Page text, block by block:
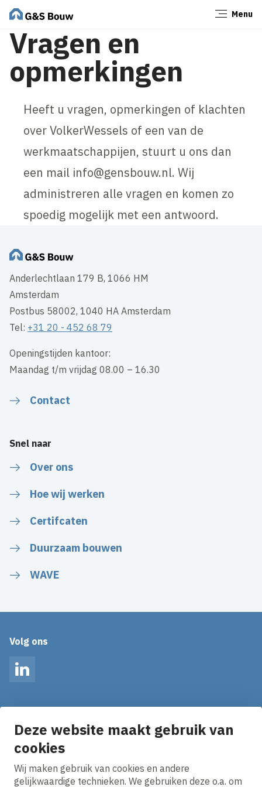
Deze website maakt gebruik van
cookies
Wij maken gebruik van cookies en andere
gelijkwaardige technieken. We gebruiken deze o.a. om
Menu
Vragen en
opmerkingen
Heeft u vragen, opmerkingen of klachten
over VolkerWessels of een van de
werkmaatschappijen, stuurt u ons dan
een mail info@gensbouw.nl. Wij
administreren alle vragen en komen zo
spoedig mogelijk met een antwoord.
Anderlechtlaan 179 B, 1066 HM
Amsterdam
Postbus 58002, 1040 HA Amsterdam
Tel: +31 20 - 452 68 79
Openingstijden kantoor:
Maandag t/m vrijdag 08.00 – 16.30
Contact
Snel naar
Over ons
Hoe wij werken
Certifcaten
Duurzaam bouwen
WAVE
Volg ons
LinkedIn
Ontvang onze nieuws alerts in je mailbox!
E-mailadres
Ik ga akkoord met hetprivacy statement.
Sluiten